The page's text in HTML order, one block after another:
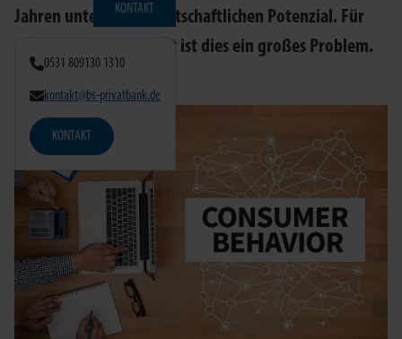
KONTAKT
0531 809130 1310
kontakt@bs-privatbank.de
KONTAKT
Jahren unter ihrem wirtschaftlichen Potenzial. Für
die deutsche Wirtschaft ist dies ein großes Problem.